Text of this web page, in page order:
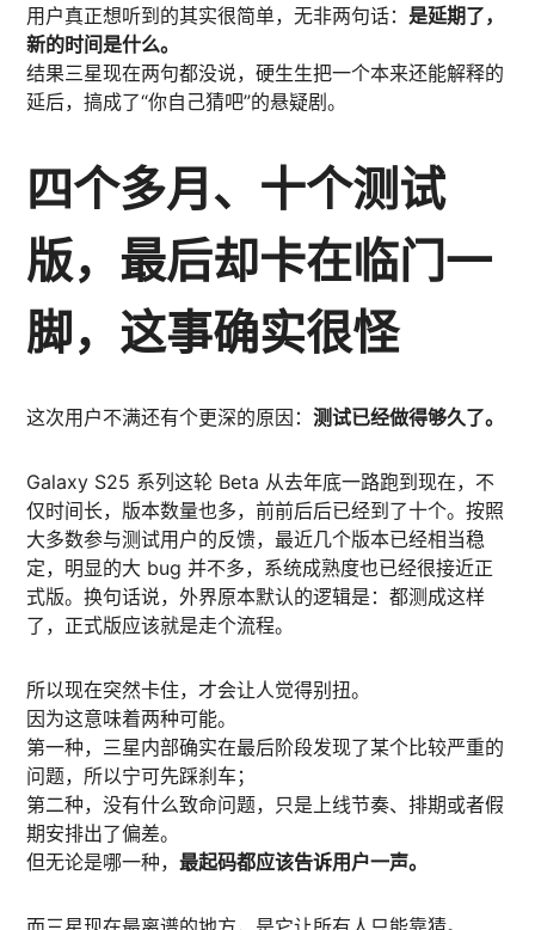
用户真正想听到的其实很简单，无非两句话： 是延期了，
新的时间是什么。
结果三星现在两句都没说，硬生生把一个本来还能解释的
延后，搞成了“你自己猜吧”的悬疑剧。
四个多月、十个测试
版，最后却卡在临门一
脚，这事确实很怪
这次用户不满还有个更深的原因：测试已经做得够久了。
Galaxy S25 系列这轮 Beta 从去年底一路跑到现在，不
仅时间长，版本数量也多，前前后后已经到了十个。按照
大多数参与测试用户的反馈，最近几个版本已经相当稳
定，明显的大 bug 并不多，系统成熟度也已经很接近正
式版。换句话说，外界原本默认的逻辑是：都测成这样
了，正式版应该就是走个流程。
所以现在突然卡住，才会让人觉得别扭。
因为这意味着两种可能。
第一种，三星内部确实在最后阶段发现了某个比较严重的
问题，所以宁可先踩刹车；
第二种，没有什么致命问题，只是上线节奏、排期或者假
期安排出了偏差。
但无论是哪一种，最起码都应该告诉用户一声。